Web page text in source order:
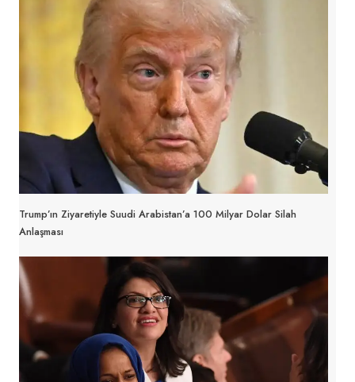
Trump’ın Ziyaretiyle Suudi Arabistan’a 100 Milyar Dolar Silah
Anlaşması